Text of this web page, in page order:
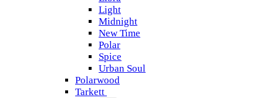
Light
Midnight
New Time
Polar
Spice
Urban Soul
Polarwood
Tarkett